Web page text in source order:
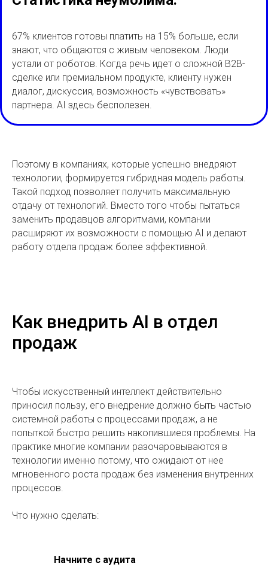
67% клиентов готовы платить на 15% больше, если
знают, что общаются с живым человеком. Люди
устали от роботов. Когда речь идет о сложной B2B-
сделке или премиальном продукте, клиенту нужен
диалог, дискуссия, возможность «чувствовать»
партнера. AI здесь бесполезен.
Поэтому в компаниях, которые успешно внедряют
технологии, формируется гибридная модель работы.
Такой подход позволяет получить максимальную
отдачу от технологий. Вместо того чтобы пытаться
заменить продавцов алгоритмами, компании
расширяют их возможности с помощью AI и делают
работу отдела продаж более эффективной.
Как внедрить AI в отдел
продаж
Чтобы искусственный интеллект действительно
приносил пользу, его внедрение должно быть частью
системной работы с процессами продаж, а не
попыткой быстро решить накопившиеся проблемы. На
практике многие компании разочаровываются в
технологии именно потому, что ожидают от нее
мгновенного роста продаж без изменения внутренних
процессов.
Что нужно сделать:
Начните с аудита